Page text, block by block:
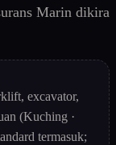
Marin dikira
excavator,
(Kuching ·
termasuk;